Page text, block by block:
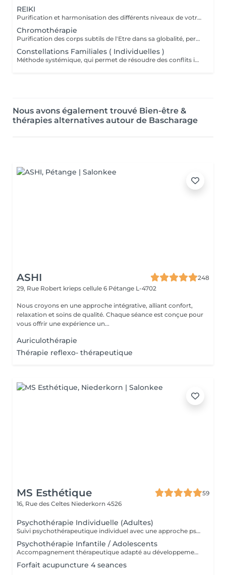
REIKI
Purification et harmonisation des différents niveaux de votre être physique, émotionnel, mental et spirituel.
Chromothérapie
Purification des corps subtils de l'Etre dans sa globalité, permet une meilleure connexion à soi, une relaxation intense, un meilleur ancrage et une clarté d'esprit...
Constellations Familiales ( Individuelles )
Méthode systémique, qui permet de résoudre des conflits intérieurs ou familiaux
Nous avons également trouvé Bien-être &
thérapies alternatives autour de Bascharage
ASHI
248
29, Rue Robert krieps cellule 6 Pétange L-4702
Nous croyons en une approche intégrative, alliant confort,
relaxation et soins de qualité. Chaque séance est conçue pour
vous offrir une expérience un...
Auriculothérapie
Thérapie reflexo- thérapeutique
MS Esthétique
59
16, Rue des Celtes Niederkorn 4526
Psychothérapie Individuelle (Adultes)
Suivi psychothérapeutique individuel avec une approche psychanalytique, axé sur la connaissance de soi, l'élaboration émotionnelle, la réduction de l'anxiété et l'amélioration de la qualité de vie. SPM et Santé de la Femme Accompagnement thérapeutique axé sur la santé émotionnelle et hormonale de la femme, pouvant intégrer la psychothérapie et l'acupuncture.
Psychothérapie Infantile / Adolescents
Accompagnement thérapeutique adapté au développement émotionnel des enfants et des adolescents, avec un accent sur le comportement, les émotions et les liens familiaux. Éducation Sexuelle Émotionnelle Séances éducatives et thérapeutiques favorisant le développement sain de la sexualité, des émotions, des limites et de la communication. Prévention des Abus Sexuels Interventions psychoéducatives axées sur la prévention des abus sexuels, renforçant la conscience corporelle, émotionnelle et les stratégies de protection.
Forfait acupuncture 4 seances